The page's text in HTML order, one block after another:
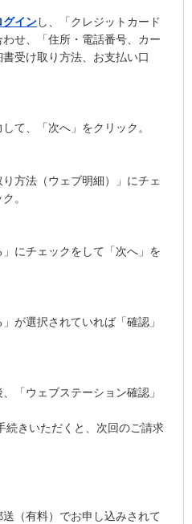
グインし、「クレジットカード
せ、「住所・電話番号、カー
受け取り方法、お支払い口
て、「次へ」をクリック。
方法（ウェブ明細）」にチェ
。
にチェックをして「次へ」を
が選択されていれば「確認」
「ウェブステーション確認」
きいただくと、次回のご請求
（有料）でお申し込みされて